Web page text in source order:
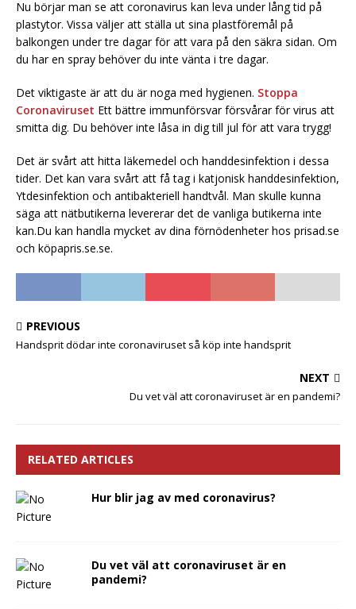
Nu börjar man se att coronavirus kan leva under lång tid på
plastytor. Vissa väljer att ställa ut sina plastföremål på
balkongen under tre dagar för att vara på den säkra sidan. Om
du har en spray behöver du inte vänta i tre dagar.
Det viktigaste är att du är noga med hygienen. Stoppa
Coronaviruset Ett bättre immunförsvar försvårar för virus att
smitta dig. Du behöver inte låsa in dig till jul för att vara trygg!
Det är svårt att hitta läkemedel och handdesinfektion i dessa
tider. Det kan vara svårt att få tag i katjonisk handdesinfektion,
Ytdesinfektion och antibakteriell handtvål. Man skulle kunna
säga att nätbutikerna levererar det de vanliga butikerna inte
kan.Du kan handla mycket av dina förnödenheter hos prisad.se
och köpapris.se.se.
PREVIOUS
Handsprit dödar inte coronaviruset så köp inte handsprit
NEXT
Du vet väl att coronaviruset är en pandemi?
RELATED ARTICLES
Hur blir jag av med coronavirus?
Du vet väl att coronaviruset är en
pandemi?